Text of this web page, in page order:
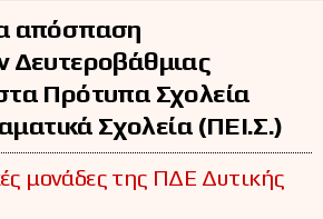
απόσπαση
Δευτεροβάθμιας
Πρότυπα Σχολεία
Σχολεία (ΠΕΙ.Σ.)
μονάδες της ΠΔΕ Δυτικής